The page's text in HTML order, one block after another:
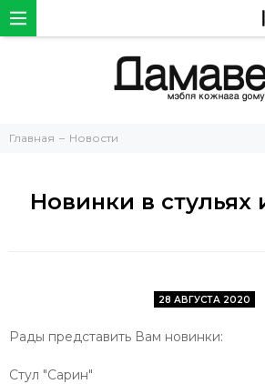
Главная Новости
Новинки в стульях
28 АВГУСТА 2020
Рады представить Вам новинки:
Стул "Сарин"